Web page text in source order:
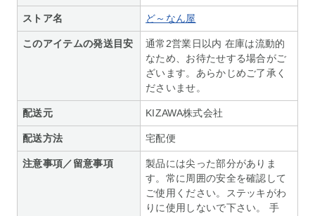
ストア名 ど～なん屋
このアイテムの発送目安
通常2営業日以内 在庫は流動的
なため、お待たせする場合がご
ざいます。あらかじめご了承く
ださいませ。
配送元 KIZAWA株式会社
配送方法 宅配便
注意事項／留意事項
製品には尖った部分がありま
す。常に周囲の安全を確認して
ご使用ください。ステッキがわ
りに使用しないで下さい。 手